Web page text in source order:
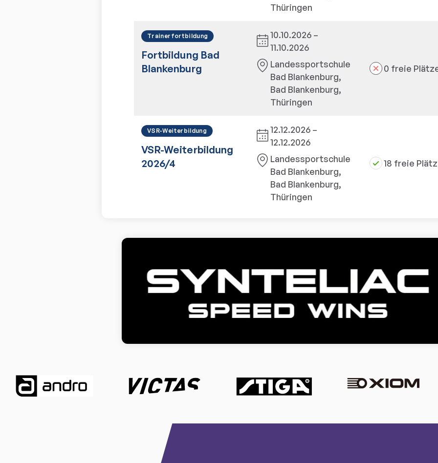
Thüringen
Trainerfortbildung
Fortbildung Bad
Blankenburg
10.10.2026 –
11.10.2026
Landessportschule
Bad Blankenburg,
Bad Blankenburg,
Thüringen
0 freie
VSR-Weiterbildung
VSR-Weiterbildung
2026/4
12.12.2026 –
12.12.2026
Landessportschule
Bad Blankenburg,
Bad Blankenburg,
Thüringen
18 freie